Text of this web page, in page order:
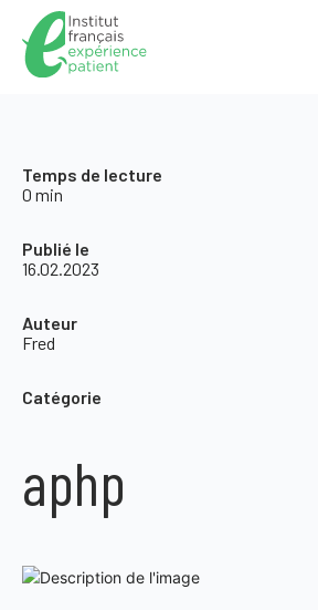
Temps de lecture
0 min
Publié le
16.02.2023
Auteur
Fred
Catégorie
aphp